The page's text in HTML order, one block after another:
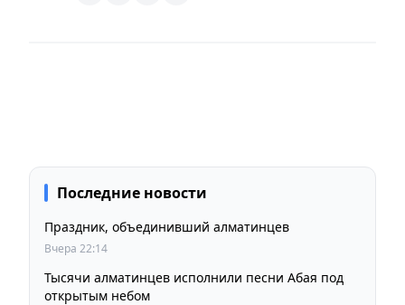
Последние новости
Праздник, объединивший алматинцев
Вчера 22:14
Тысячи алматинцев исполнили песни Абая под
открытым небом